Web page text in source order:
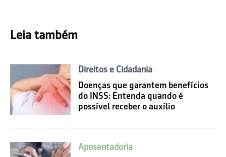
Leia também
Direitos e Cidadania
Doenças que garantem benefícios
do INSS: Entenda quando é
possível receber o auxílio
Aposentadoria